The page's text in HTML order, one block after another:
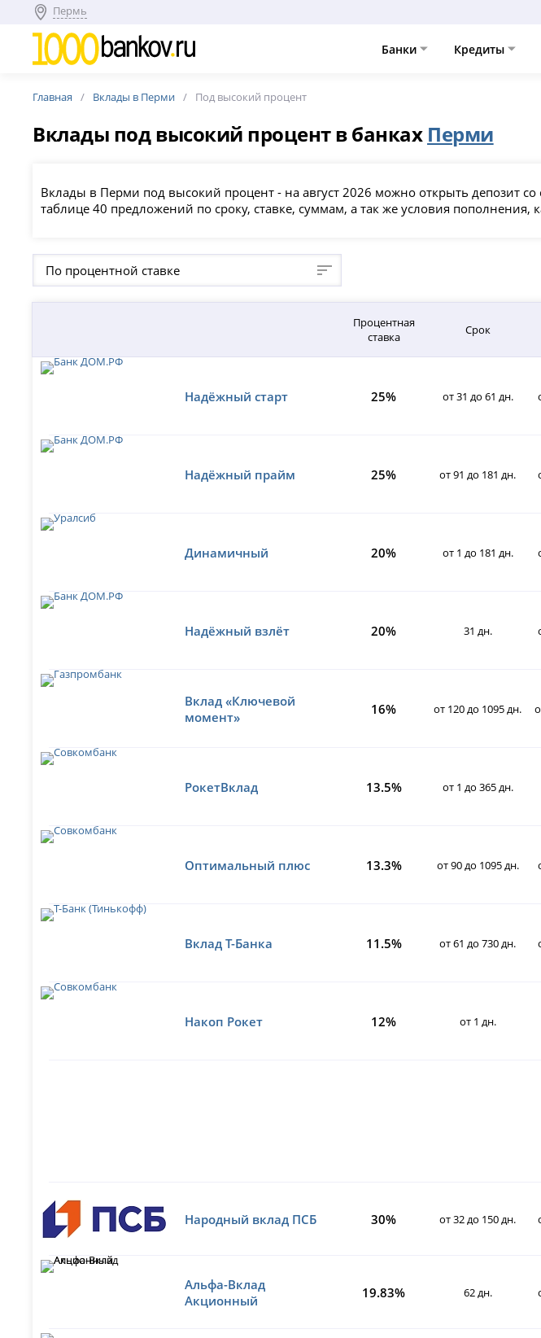
Пермь
Банки Кредиты
Главная Вклады в Перми Под высокий процент
Вклады под высокий процент в банках Перми
Вклады в Перми под высокий процент - на август 2026 можно открыть депозит
таблице 40 предложений по сроку, ставке, суммам, а так же условия
По процентной ставке
Процентная
ставка
Срок
Надёжный старт 25% от 31 до 61 дн.
Надёжный прайм 25% от 91 до 181 дн.
Динамичный 20% от 1 до 181 дн.
Надёжный взлёт 20% 31 дн.
Вклад «Ключевой
момент»
16% от 120 до 1095 дн.
РокетВклад 13.5% от 1 до 365 дн.
Оптимальный плюс 13.3% от 90 до 1095 дн.
Вклад Т-Банка 11.5% от 61 до 730 дн.
Накоп Рокет 12% от 1 дн.
Народный вклад ПСБ 30% от 32 до 150 дн.
Альфа-Вклад
Акционный
19.83% 62 дн.